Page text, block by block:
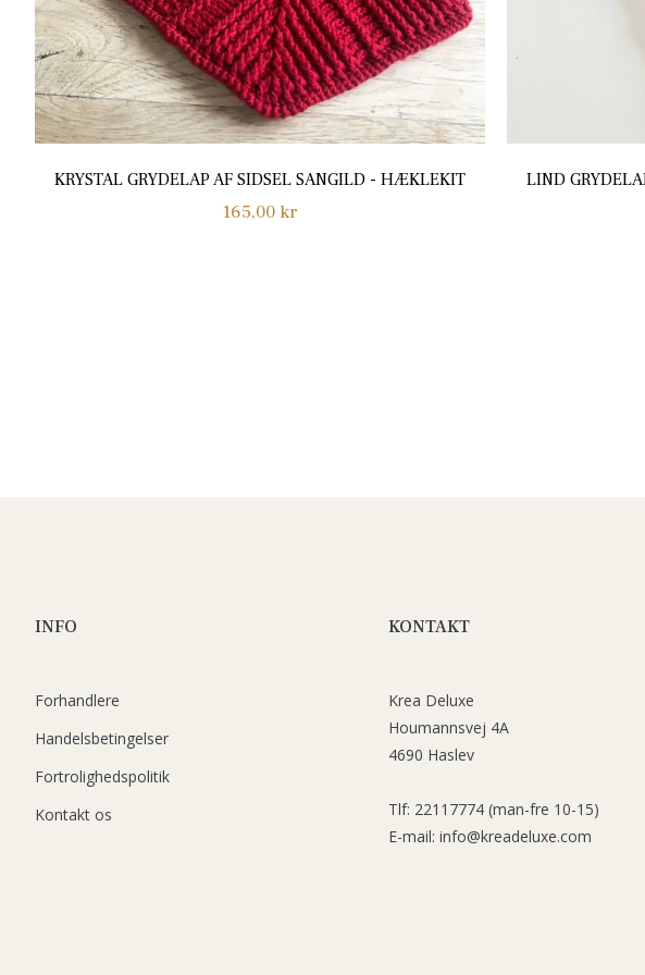
KRYSTAL GRYDELAP AF SIDSEL SANGILD - HÆKLEKIT
Normalpris
165,00 kr
LIND
INFO
Forhandlere
Handelsbetingelser
Fortrolighedspolitik
Kontakt os
KONTAKT
Krea Deluxe
Houmannsvej 4A
4690 Haslev
Tlf: 22117774 (man-fre 10-15)
E-mail: info@kreadeluxe.com